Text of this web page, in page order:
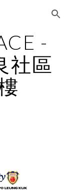
Skip to navigation
-
社區